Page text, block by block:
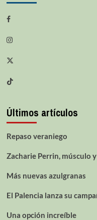
Últimos artículos
Repaso veraniego
Zacharie Perrin, músculo
Más nuevas azulgranas
El Palencia lanza su
Una opción increíble